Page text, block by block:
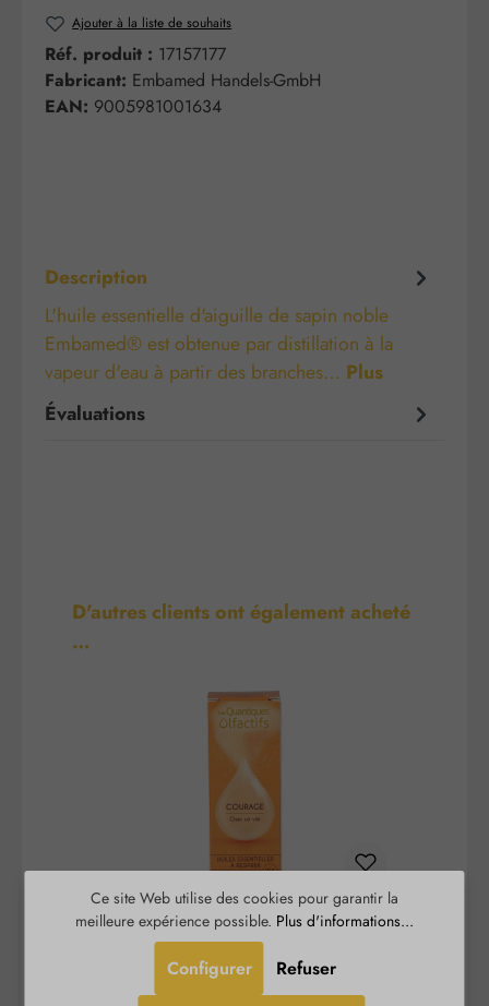
Ajouter à la liste de souhaits
Réf. produit : 17157177
Fabricant: Embamed Handels-GmbH
EAN: 9005981001634
Description
L'huile essentielle d'aiguille de sapin noble
Embamed® est obtenue par distillation à la
vapeur d'eau à partir des branches… Plus
Évaluations
Ignorer la galerie de produits
D'autres clients ont également acheté
…
Courage - Quantiques
Olfactifs
Courage - Quantiques Olfactifs aide à concrétiser
Ce site Web utilise des cookies pour garantir la
meilleure expérience possible. Plus d'informations...
Refuser
Configurer